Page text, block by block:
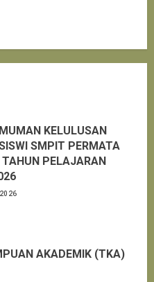
KELULUSAN
SMPIT PERMATA
TAHUN PELAJARAN
AKADEMIK (TKA)